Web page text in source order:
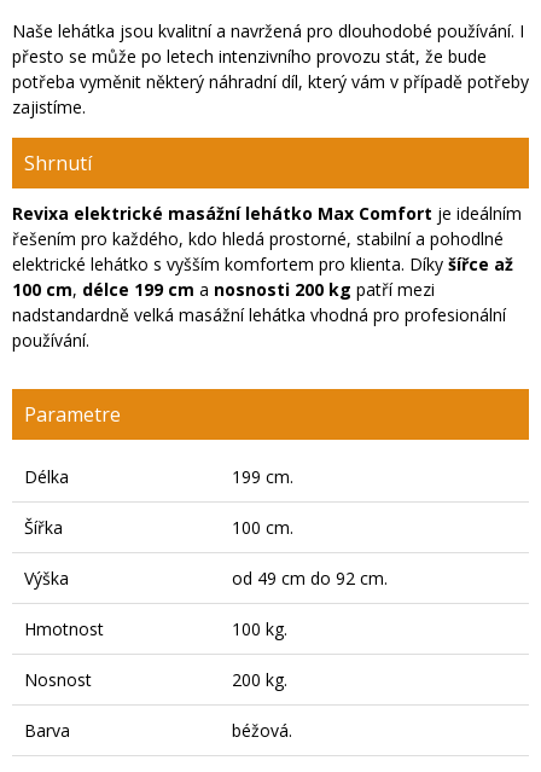
Naše lehátka jsou kvalitní a navržená pro dlouhodobé používání. I
přesto se může po letech intenzivního provozu stát, že bude
potřeba vyměnit některý náhradní díl, který vám v případě potřeby
zajistíme.
Shrnutí
Revixa elektrické masážní lehátko Max Comfort je ideálním
řešením pro každého, kdo hledá prostorné, stabilní a pohodlné
elektrické lehátko s vyšším komfortem pro klienta. Díky šířce až
100 cm, délce 199 cm a nosnosti 200 kg patří mezi
nadstandardně velká masážní lehátka vhodná pro profesionální
používání.
Parametre
Délka 199 cm.
Šířka 100 cm.
Výška od 49 cm do 92 cm.
Hmotnost 100 kg.
Nosnost 200 kg.
Barva béžová.